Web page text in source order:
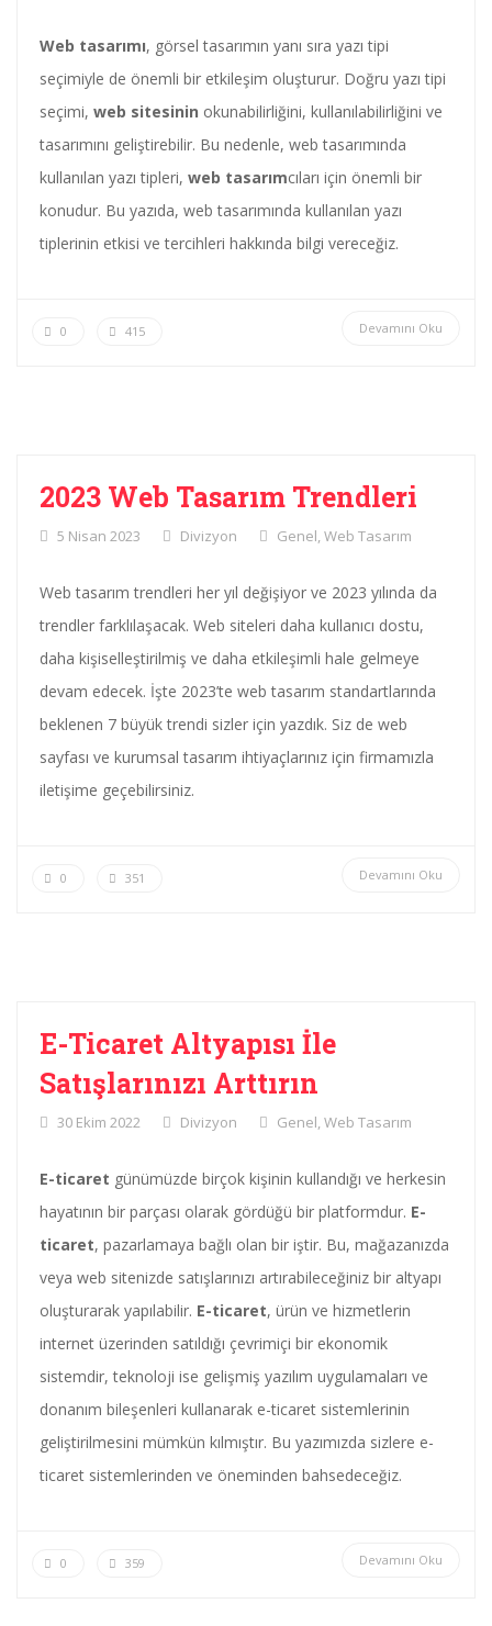
Web tasarımı, görsel tasarımın yanı sıra yazı tipi
seçimiyle de önemli bir etkileşim oluşturur. Doğru yazı tipi
seçimi, web sitesinin okunabilirliğini, kullanılabilirliğini ve
tasarımını geliştirebilir. Bu nedenle, web tasarımında
kullanılan yazı tipleri, web tasarımcıları için önemli bir
konudur. Bu yazıda, web tasarımında kullanılan yazı
tiplerinin etkisi ve tercihleri hakkında bilgi vereceğiz.
Devamını Oku
0 415
2023 Web Tasarım Trendleri
5 Nisan 2023 Divizyon Genel,Web Tasarım
Web tasarım trendleri her yıl değişiyor ve 2023 yılında da
trendler farklılaşacak. Web siteleri daha kullanıcı dostu,
daha kişiselleştirilmiş ve daha etkileşimli hale gelmeye
devam edecek. İşte 2023’te web tasarım standartlarında
beklenen 7 büyük trendi sizler için yazdık. Siz de web
sayfası ve kurumsal tasarım ihtiyaçlarınız için firmamızla
iletişime geçebilirsiniz.
Devamını Oku
0 351
E-Ticaret Altyapısı İle
Satışlarınızı Arttırın
30 Ekim 2022 Divizyon Genel,Web Tasarım
E-ticaret günümüzde birçok kişinin kullandığı ve herkesin
hayatının bir parçası olarak gördüğü bir platformdur. E-
ticaret, pazarlamaya bağlı olan bir iştir. Bu, mağazanızda
veya web sitenizde satışlarınızı artırabileceğiniz bir altyapı
oluşturarak yapılabilir. E-ticaret, ürün ve hizmetlerin
internet üzerinden satıldığı çevrimiçi bir ekonomik
sistemdir, teknoloji ise gelişmiş yazılım uygulamaları ve
donanım bileşenleri kullanarak e-ticaret sistemlerinin
geliştirilmesini mümkün kılmıştır. Bu yazımızda sizlere e-
ticaret sistemlerinden ve öneminden bahsedeceğiz.
Devamını Oku
0 359